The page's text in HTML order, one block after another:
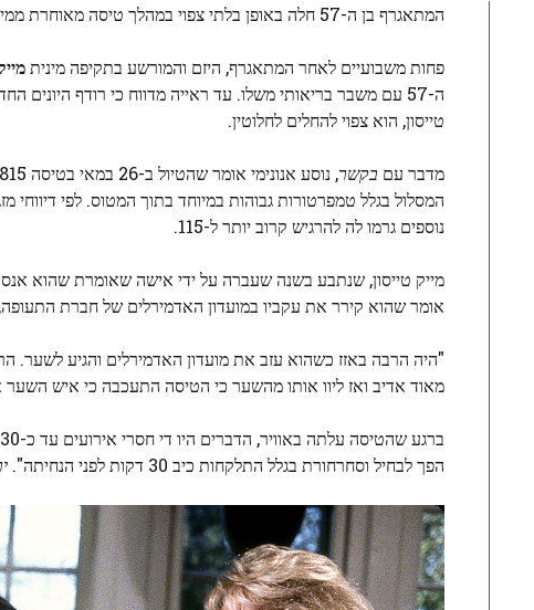
המתאגרף בן ה-57 חלה באופן בלתי צפוי במהלך טיסה מאוחרת ממיאמי ללוס אנג'לס.
פחות משבועיים לאחר המתאגרף, היזם והמורשע בתקיפה מינית
ה-57 עם משבר בריאותי משלו. עד ראייה מדווח כי רודף
טייסון, הוא צפוי להחלים לחלוטין.
מדבר עם בקשר
נוספים גרמו לה להרגיש קרוב יותר ל-115.
אומר שהוא קירר את עקביו במועדון האדמירלים של חברת התעופה,
"היה הרבה באזז כשהוא עזב את מועדון האדמירלים והגיע לשער.
מאוד אדיב ואז ליוו אותו מהשער כי הטיסה התעכבה כי איש
ברגע שהטיסה עלתה באוויר, הדברים היו די חסרי אירועים עד כ-30 דקות לפני הטאצ'דאון. לדברי נציג של טייסון שהתכתב בדוא"ל עם
הפך לבחיל וסחרחורת בגלל התלקחות כיב 30 דקות לפני הנחיתה".